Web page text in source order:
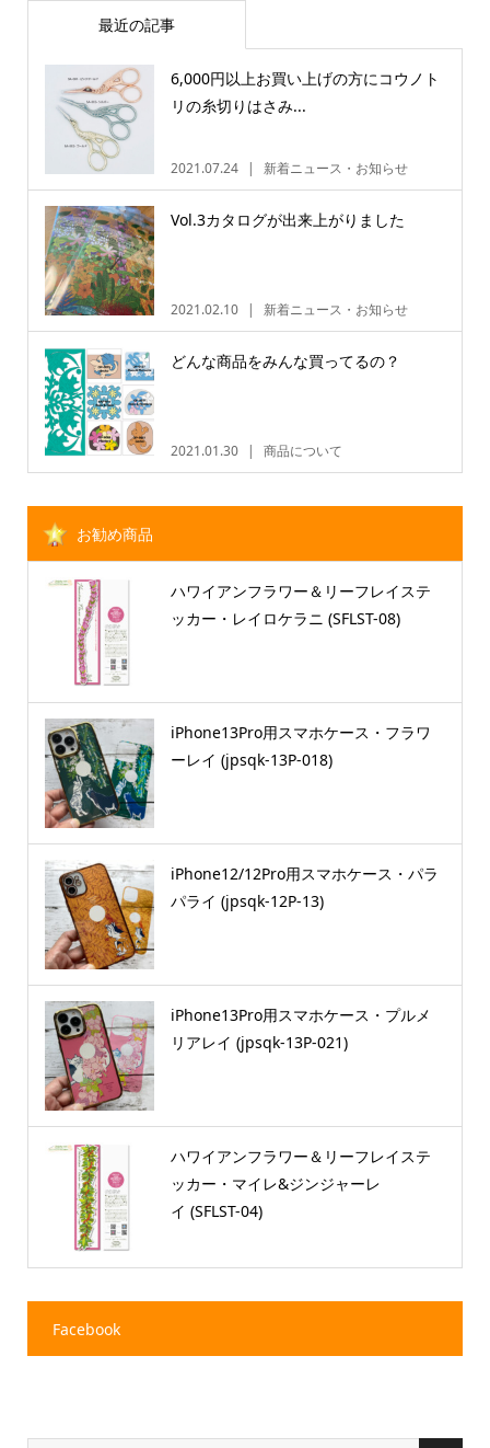
最近の記事
6,000円以上お買い上げの方にコウノト
リの糸切りはさみ...
2021.07.24 新着ニュース・お知らせ
Vol.3カタログが出来上がりました
2021.02.10 新着ニュース・お知らせ
どんな商品をみんな買ってるの？
2021.01.30 商品について
お勧め商品
ハワイアンフラワー＆リーフレイステ
ッカー・レイロケラニ (SFLST-08)
iPhone13Pro用スマホケース・フラワ
ーレイ (jpsqk-13P-018)
iPhone12/12Pro用スマホケース・パラ
パライ (jpsqk-12P-13)
iPhone13Pro用スマホケース・プルメ
リアレイ (jpsqk-13P-021)
ハワイアンフラワー＆リーフレイステ
ッカー・マイレ&ジンジャーレ
イ (SFLST-04)
Facebook